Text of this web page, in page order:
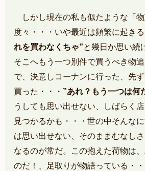
しかし現在の私も似たような「
度々・・・いや最近は頻繁に起き
れを買わなくちゃ”と幾日か思い続
そこへもう一つ別件で買うべき物
で、決意しコーナンに行った、先
買った・・・ ”あれ？もう一つは何
うしても思い出せない、しばらく
見つかるかも・・・世の中そんな
は思い出せない、そのままむなし
なるのが常だ。この抱えた荷物は
のだ！、足取りが物語っている・・